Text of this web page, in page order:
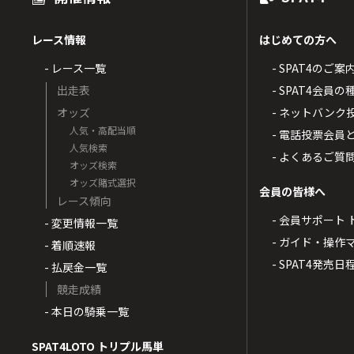
レース情報
- レース一覧
出走表
オッズ
人気・高配当順
人気検索
オッズ検索
オッズ賭式選択
レース傾向
- 変更情報一覧
- 着順速報
- 払戻金一覧
競走成績
- 本日の騎乗一覧
SPAT4LOTO トリプル馬単
はじめての方へ
- SPAT4のご案
- SPAT4会員の
- ネットバンク
- 電話投票会員
- よくあるご質
会員の皆様へ
- 会員サポート
- ガイド・操作
- SPAT4発売日